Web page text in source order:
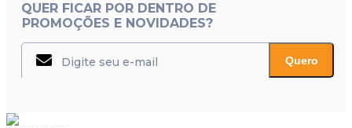
QUER FICAR POR DENTRO DE
PROMOÇÕES E NOVIDADES?
Quero